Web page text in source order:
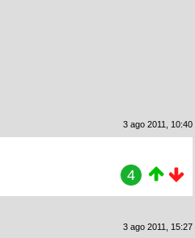
3 ago 2011, 10:40
4
3 ago 2011, 15:27